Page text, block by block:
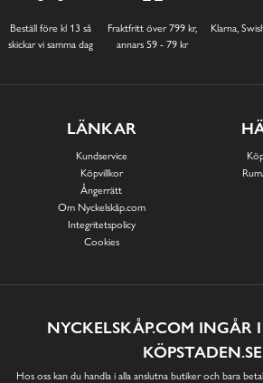
Beställ före kl 13 så
skickar vi samma dag
Fraktfritt över 799 kr,
annars 59 - 79 kr
Klarna,
LÄNKAR
Kundservice
Köpvillkor
Ångerrätt
Om Nyckelskåp.com
Integritetspolicy
Cookies
NYCKELSKÅP.COM INGÅR
KÖPSTADEN.SE
Hos oss kan du handla i alla anslutna butiker och bara